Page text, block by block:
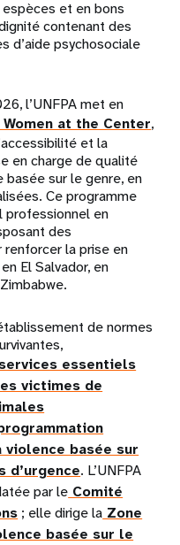
espèces et en bons
contenant des
d’aide psychosociale
l’UNFPA met en
Women at the Center,
et la
en charge de qualité
basée sur le genre, en
Ce programme
professionnel en
des
la prise en
El Salvador, en
de normes
essentiels
victimes de
basée sur
d’urgence. L’UNFPA
par le Comité
; elle dirige la Zone
basée sur le